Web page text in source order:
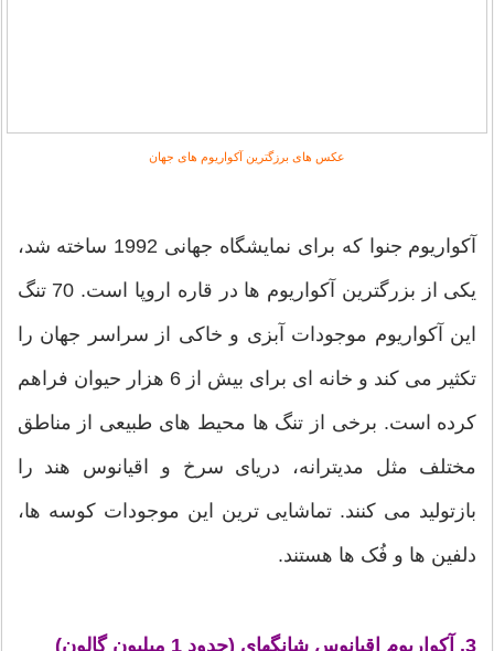
عکس های برزگترین آکواریوم های جهان
آکواریوم جنوا که برای نمایشگاه جهانی 1992 ساخته شد،
یکی از بزرگترین آکواریوم ها در قاره اروپا است. 70 تنگ
این آکواریوم موجودات آبزی و خاکی از سراسر جهان را
تکثیر می کند و خانه ای برای بیش از 6 هزار حیوان فراهم
کرده است. برخی از تنگ ها محیط های طبیعی از مناطق
مختلف مثل مدیترانه، دریای سرخ و اقیانوس هند را
بازتولید می کنند. تماشایی ترین این موجودات کوسه ها،
دلفین ها و فُک ها هستند.
3. آکواریوم اقیانوس شانگهای (حدود 1 میلیون گالون)